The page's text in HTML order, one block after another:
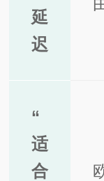
延
迟
“
适
合